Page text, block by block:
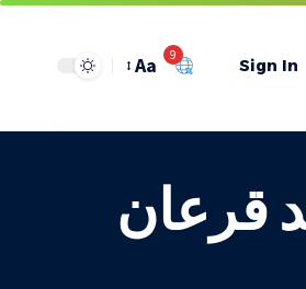
Sign In
9
Aa
قرعان